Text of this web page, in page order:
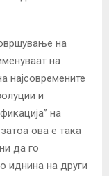
на
на
најсовремените
и
на
ова е така
да го
иднина на други